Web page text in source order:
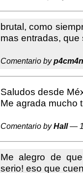
brutal, como
mas entradas,
Comentario byp4cm4n
Saludos desde
Me agrada mucho
Comentario byHall—
Me alegro de
serio! eso que